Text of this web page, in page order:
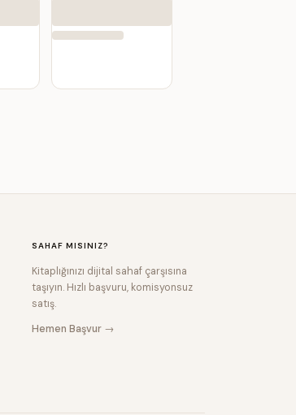
SAHAF MISINIZ?
Kitaplığınızı dijital sahaf çarşısına
taşıyın. Hızlı başvuru, komisyonsuz
satış.
Hemen Başvur →